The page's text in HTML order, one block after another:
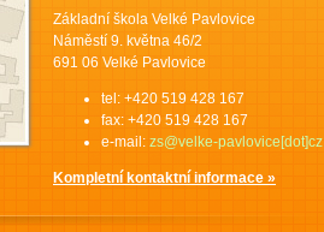
Základní škola Velké Pavlovice
Náměstí 9. května 46/2
691 06 Velké Pavlovice
tel: +420 519 428 167
fax: +420 519 428 167
e-mail: zs@velke-pavlovice[dot]cz
Kompletní kontaktní informace »